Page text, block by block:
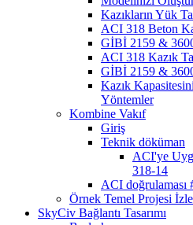
Kazıkların Yük
ACI 318 Beton
GİBİ 2159 &
ACI 318 Kazık
GİBİ 2159 &
Kazık
Yöntemler
Kombine Vakıf
Giriş
Teknik döküman
ACI'ye
318-14
ACI doğrulaması
Örnek Temel Projesi
SkyCiv Bağlantı Tasarımı